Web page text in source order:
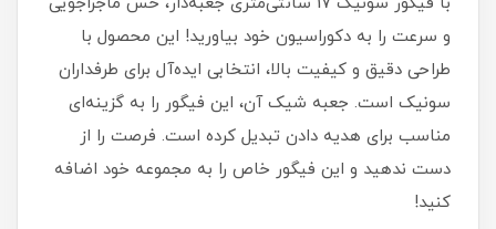
و سرعت را به دکوراسیون خود بیاورید! این محصول با
طراحی دقیق و کیفیت بالا، انتخابی ایده‌آل برای طرفداران
سونیک است. جعبه شیک آن، این فیگور را به گزینه‌ای
مناسب برای هدیه دادن تبدیل کرده است. فرصت را از
دست ندهید و این فیگور خاص را به مجموعه خود اضافه
کنید!